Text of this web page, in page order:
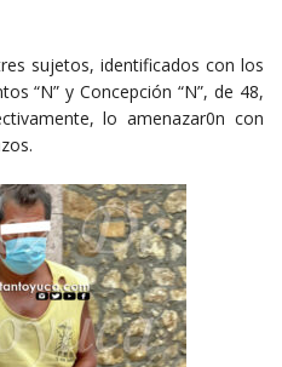
sujetos, identificados con los
“N” y Concepción “N”, de 48,
lo amenazar0n con